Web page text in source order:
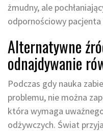
żmudny, ale
odpornościowy
Alternatywne
odnajdywanie
Podczas gdy nauka
problemu, nie można
która wymaga
odżywczych. Świat